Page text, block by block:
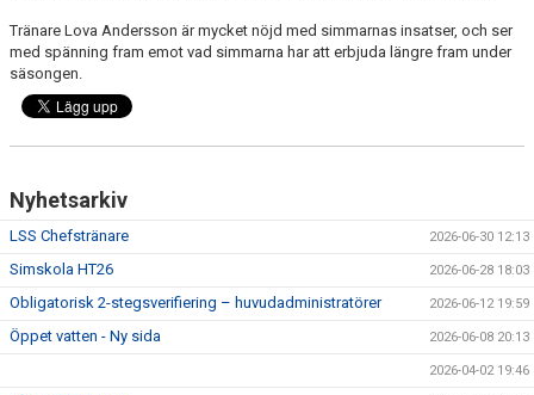
Tränare Lova Andersson är mycket nöjd med simmarnas insatser, och ser
med spänning fram emot vad simmarna har att erbjuda längre fram under
säsongen.
Nyhetsarkiv
LSS Chefstränare 2026-06-30 12:13
Simskola HT26 2026-06-28 18:03
Obligatorisk 2-stegsverifiering – huvudadministratörer 2026-06-12 19:59
Öppet vatten - Ny sida 2026-06-08 20:13
2026-04-02 19:46